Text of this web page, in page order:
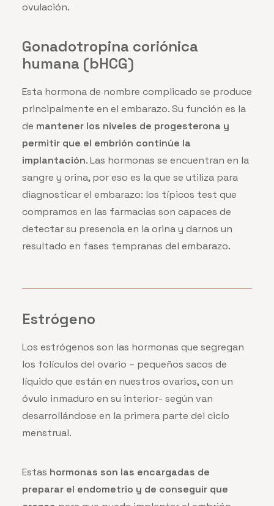
ovulación.
Gonadotropina coriónica
humana (bHCG)
Esta hormona de nombre complicado se produce
principalmente en el embarazo. Su función es la
de mantener los niveles de progesterona y
permitir que el embrión continúe la
implantación. Las hormonas se encuentran en la
sangre y orina, por eso es la que se utiliza para
diagnosticar el embarazo: los típicos test que
compramos en las farmacias son capaces de
detectar su presencia en la orina y darnos un
resultado en fases tempranas del embarazo.
Estrógeno
Los estrógenos son las hormonas que segregan
los folículos del ovario – pequeños sacos de
líquido que están en nuestros ovarios, con un
óvulo inmaduro en su interior- según van
desarrollándose en la primera parte del ciclo
menstrual.
Estas hormonas son las encargadas de
preparar el endometrio y de conseguir que